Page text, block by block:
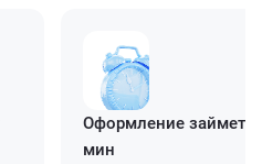
Оформление займет
мин